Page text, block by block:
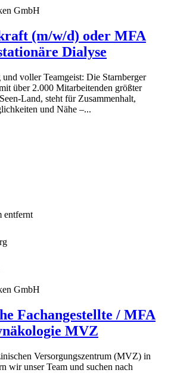
GmbH
(m/w/d) oder MFA
Dialyse
voller Teamgeist: Die Starnberger
über 2.000 Mitarbeitenden größter
Land, steht für Zusammenhalt,
und Nähe –...
entfernt
GmbH
Fachangestellte / MFA
MVZ
Versorgungszentrum (MVZ) in
wir unser Team und suchen nach